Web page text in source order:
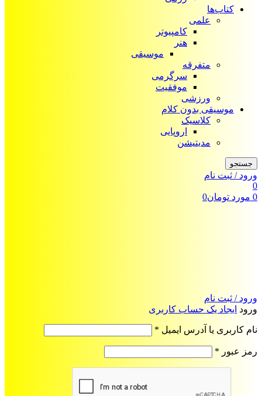
کتاب‌ها
علمی
کامپیوتر
هنر
موسیقی
متفرقه
سرگرمی
موفقیت
ورزشی
موسیقی بدون کلام
کلاسیک
اروپایی
مدیتیشن
جستجو
ورود / ثبت نام
0
0 مورد تومان0
ورود / ثبت نام
ورود ایجاد یک حساب کاربری
نام کاربری یا آدرس ایمیل *
رمز عبور *